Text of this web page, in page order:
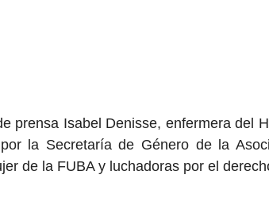
prensa Isabel Denisse, enfermera del
la Secretaría de Género de la
de la FUBA y luchadoras por el